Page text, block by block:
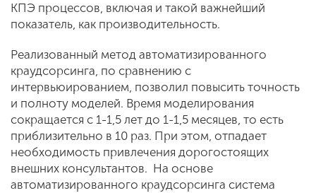
КПЭ процессов, включая и такой важнейший
показатель, как производительность.
Реализованный метод автоматизированного
краудсорсинга, по сравнению с
интервьюированием, позволил повысить точность
и полноту моделей. Время моделирования
сокращается с 1-1,5 лет до 1-1,5 месяцев, то есть
приблизительно в 10 раз. При этом, отпадает
необходимость привлечения дорогостоящих
внешних консультантов. На основе
автоматизированного краудсорсинга система